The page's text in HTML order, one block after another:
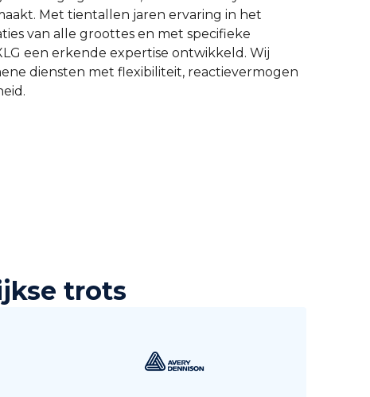
Met tientallen jaren ervaring in het
van alle groottes en met specifieke
een erkende expertise ontwikkeld. Wij
diensten met flexibiliteit, reactievermogen
trots